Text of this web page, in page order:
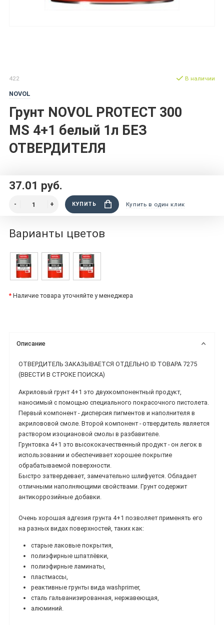
422
NOVOL
Грунт NOVOL PROTECT 300
MS 4+1 белый 1л БЕЗ
ОТВЕРДИТЕЛЯ
В наличии
37.01 руб.
КУПИТЬ Купить в один клик
Варианты цветов
* Наличие товара уточняйте у менеджера
Описание
ОТВЕРДИТЕЛЬ ЗАКАЗЫВАЕТСЯ ОТДЕЛЬНО ID ТОВАРА 7275
(ВВЕСТИ В СТРОКЕ ПОИСКА)
Акриловый грунт 4+1 это двухкомпонентный продукт,
наносимый с помощью специального покрасочного пистолета.
Первый компонент - дисперсия пигментов и наполнителя в
акрилововой смоле. Второй компонент - отвердитель является
раствором изоциановой смолы в разбавителе.
Грунтовка 4+1 это высококачественный продукт - он легок в
использовании и обеспечивает хорошее покрытие
обрабатываемой поверхности.
Быстро затвердевает, замечательно шлифуется. Обладает
отличными наполняющими свойствами. Грунт содержит
антикоррозийные добавки.
Очень хорошая адгезия грунта 4+1 позволяет применять его
на разных видах поверхностей, таких как:
старые лаковые покрытия,
полиэфирные шпатлёвки,
полиэфирные ламинаты,
пластмассы,
реактивные грунты вида washprimer,
сталь гальванизированная, нержавеющая,
алюминий.